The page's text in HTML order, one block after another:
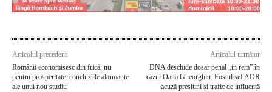
Articolul precedent
Românii economisesc din frică, nu
pentru prosperitate: concluziile alarmante
ale unui nou studiu
Articolul următor
DNA deschide dosar penal „in rem” în
cazul Oana Gheorghiu. Fostul șef ADR
acuză presiuni și trafic de influență